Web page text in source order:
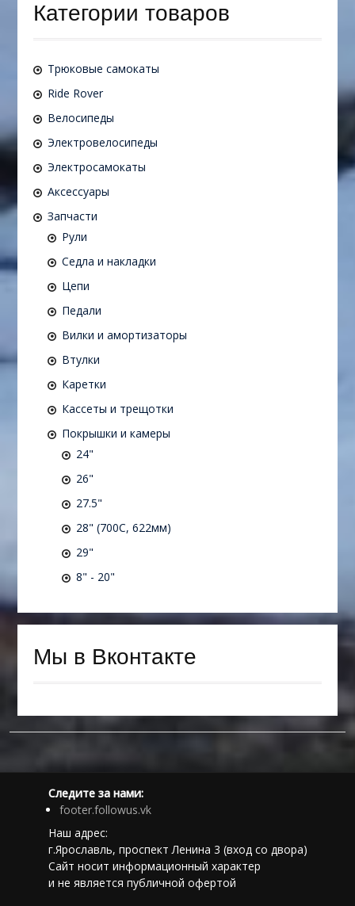
Категории товаров
Трюковые самокаты
Ride Rover
Велосипеды
Электровелосипеды
Электросамокаты
Аксессуары
Запчасти
Рули
Седла и накладки
Цепи
Педали
Вилки и амортизаторы
Втулки
Каретки
Кассеты и трещотки
Покрышки и камеры
24"
26"
27.5"
28" (700C, 622мм)
29"
8" - 20"
Мы в Вконтакте
Следите за нами:
footer.followus.vk
Наш адрес:
г.Ярославль, проспект Ленина 3 (вход со двора)
Сайт носит информационный характер
и не является публичной офертой